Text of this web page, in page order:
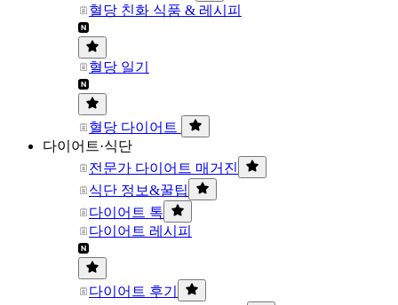
혈당 친화 식품 & 레시피
혈당 일기
혈당 다이어트
다이어트·식단
전문가 다이어트 매거진
식단 정보&꿀팁
다이어트 톡
다이어트 레시피
다이어트 후기